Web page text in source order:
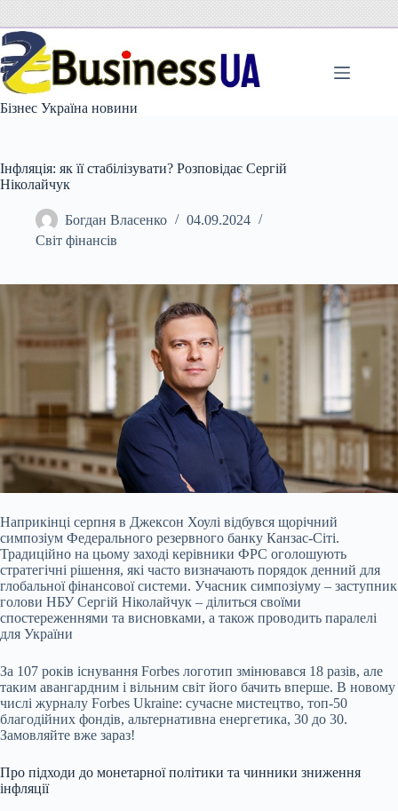
вмісту
Бізнес Україна новини
Інфляція: як її стабілізувати? Розповідає Сергій
Ніколайчук
Богдан Власенко
04.09.2024
Світ фінансів
Наприкінці серпня в Джексон Хоулі відбувся щорічний
симпозіум Федерального резервного банку Канзас-Сіті.
Традиційно на цьому заході керівники ФРС оголошують
стратегічні рішення, які часто визначають порядок денний для
глобальної фінансової системи. Учасник симпозіуму – заступник
голови НБУ Сергій Ніколайчук – ділиться своїми
спостереженнями та висновками, а також проводить паралелі
для України
За 107 років існування Forbes логотип змінювався 18 разів, але
таким авангардним і вільним світ його бачить вперше. В новому
числі журналу Forbes Ukraine: сучасне мистецтво, топ-50
благодійних фондів, альтернативна енергетика, 30 до 30.
Замовляйте вже зараз!
Про підходи до монетарної політики та чинники зниження
інфляції